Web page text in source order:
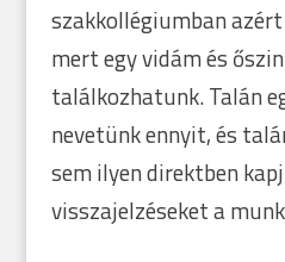
szakkollégiumban
mert egy vidám és
találkozhatunk. Talán
nevetünk ennyit, és
sem ilyen direktben
visszajelzéseket a